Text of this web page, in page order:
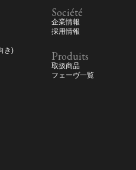
き)
Société
企業情報
採用情報
Produits
取扱商品
フェーヴ一覧